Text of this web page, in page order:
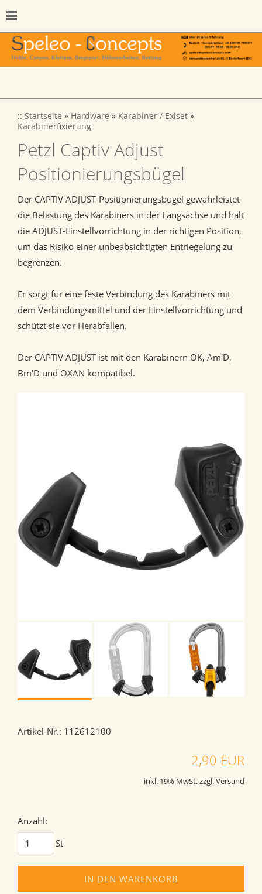
:: Startseite » Hardware » Karabiner / Exiset »
Karabinerfixierung
Petzl Captiv Adjust
Positionierungsbügel
Der CAPTIV ADJUST-Positionierungsbügel gewährleistet
die Belastung des Karabiners in der Längsachse und hält
die ADJUST-Einstellvorrichtung in der richtigen Position,
um das Risiko einer unbeabsichtigten Entriegelung zu
begrenzen.
Er sorgt für eine feste Verbindung des Karabiners mit
dem Verbindungsmittel und der Einstellvorrichtung und
schützt sie vor Herabfallen.
Der CAPTIV ADJUST ist mit den Karabinern OK, Am'D,
Bm’D und OXAN kompatibel.
Artikel-Nr.: 112612100
2,90 EUR
inkl. 19% MwSt. zzgl. Versand
Anzahl:
St
IN DEN WARENKORB